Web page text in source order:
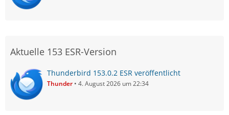
Aktuelle 153 ESR-Version
Thunderbird 153.0.2 ESR veröffentlicht
Thunder 4. August 2026 um 22:34